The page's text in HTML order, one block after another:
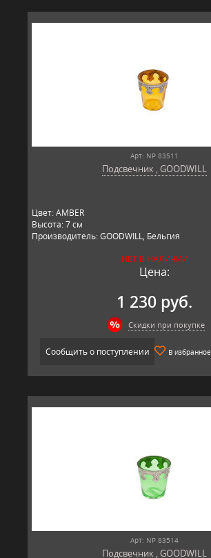
Арт: NP 83511
Подсвечник , GOODWILL
Цвет: AMBER
Высота: 7 см
Производитель: GOODWILL, Бельгия
НЕТ В НАЛИЧИИ
Цена:
1 230 руб.
Скидки при покупке
Сообщить о поступлении В избранное
Арт: NP 83514
Подсвечник , GOODWILL